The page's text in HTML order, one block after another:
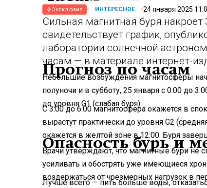
Эксклюзив ИНТЕРЕСНОЕ 24 января 2025
Сильная магнитная буря
свидетельствует график,
лаборатории солнечной
часам — в материале интернет-
Прогноз по часам
Небольшие возбуждения магнитосферы
полуночи и в субботу, 25 января с 0:00 до
до уровня G1 (слабая буря).
С 3:00 до 6:00 магнитосфера окажется в
вырастут практически до уровня G2
окажется в желтой зоне в 12:00. Буря
Опасность бурь и
Врачи утверждают, что магнитные бури не
усиливать и обострять уже имеющиеся
воздержаться от чрезмерных нагрузок в
Лучше всего — пить больше воды,